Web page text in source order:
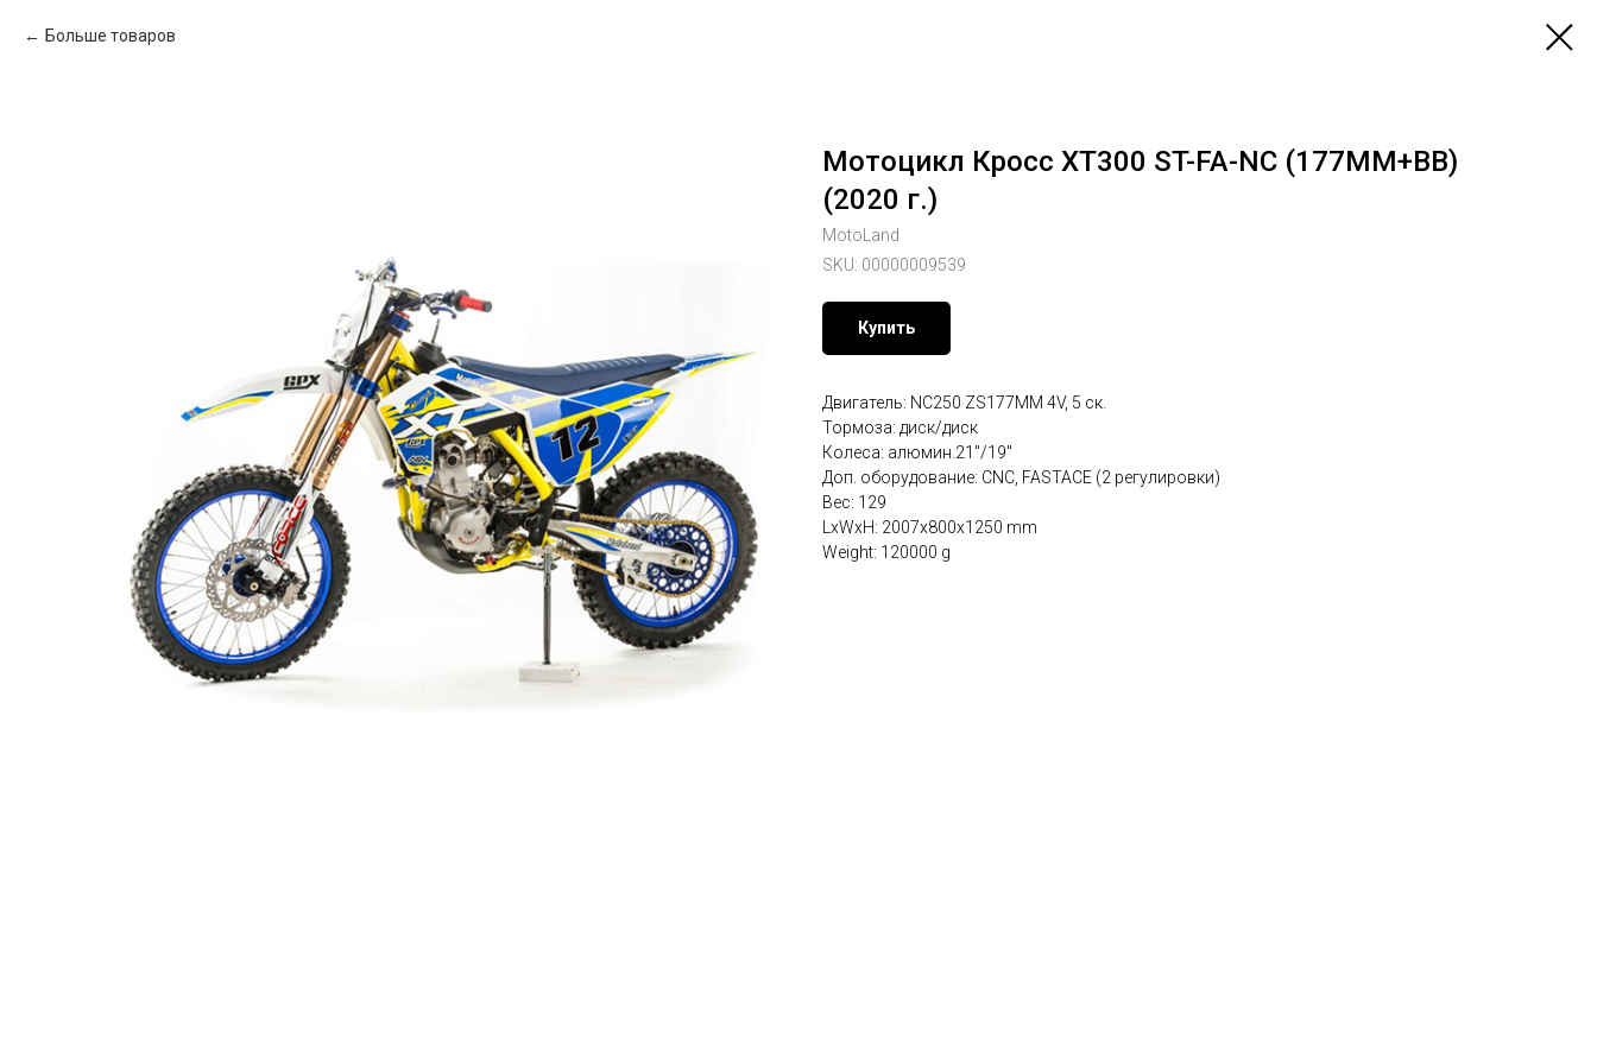
Больше товаров
Мотоцикл Кросс XT300 ST-FA-NC (177MM+BB)
(2020 г.)
MotoLand
SKU: 00000009539
Купить
Двигатель: NC250 ZS177MM 4V, 5 ск.
Тормоза: диск/диск
Колеса: алюмин.21"/19"
Доп. оборудование: CNC, FASTACE (2 регулировки)
Вес: 129
LxWxH: 2007x800x1250 mm
Weight: 120000 g